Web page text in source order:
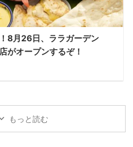
8月26日、ララガーデン
がオープンするぞ！
もっと読む